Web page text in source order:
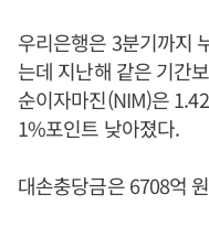
우리은행은 3분기까지
는데 지난해 같은 기간
순이자마진(NIM)은
1%포인트 낮아졌다.
대손충당금은 6708억